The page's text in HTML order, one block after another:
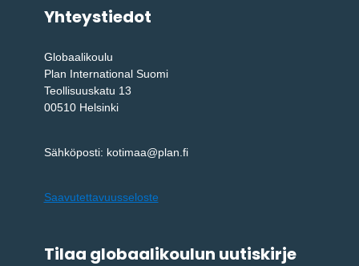
Yhteystiedot
Globaalikoulu
Plan International Suomi
Teollisuuskatu 13
00510 Helsinki
Sähköposti: kotimaa@plan.fi
Saavutettavuusseloste
Tilaa globaalikoulun uutiskirje